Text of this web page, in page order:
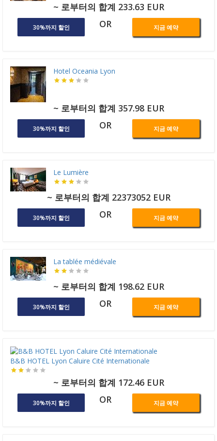
~ 로부터의 합계 233.63 EUR
30%까지 할인 OR 지금 예약
Hotel Oceania Lyon
~ 로부터의 합계 357.98 EUR
30%까지 할인 OR 지금 예약
Le Lumière
~ 로부터의 합계 22373052 EUR
30%까지 할인 OR 지금 예약
La tablée médiévale
~ 로부터의 합계 198.62 EUR
30%까지 할인 OR 지금 예약
B&B HOTEL Lyon Caluire Cité Internationale
~ 로부터의 합계 172.46 EUR
30%까지 할인 OR 지금 예약